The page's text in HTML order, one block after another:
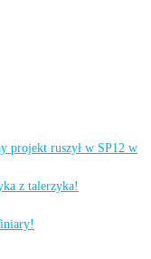
projekt ruszył w SP12 w
z talerzyka!